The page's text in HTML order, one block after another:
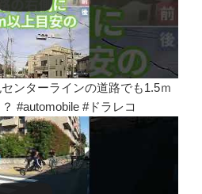
ンターラインの道路でも1.5ｍ
#automobile #ドラレコ